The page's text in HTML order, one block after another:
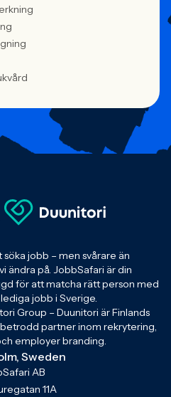
jobb – men svårare än
ändra på. JobbSafari är din
för att matcha rätt person med
jobb i Sverige.
Group – Duunitori är Finlands
partner inom rekrytering,
employer branding.
Sweden
AB
11A